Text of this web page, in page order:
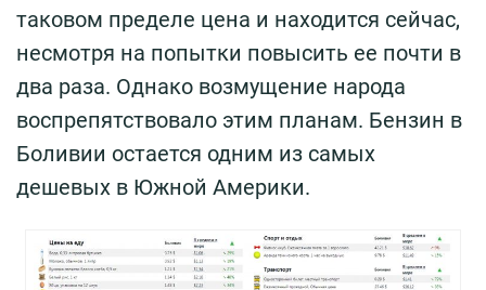
таковом пределе цена и находится сейчас,
несмотря на попытки повысить ее почти в
два раза. Однако возмущение народа
воспрепятствовало этим планам. Бензин в
Боливии остается одним из самых
дешевых в Южной Америки.